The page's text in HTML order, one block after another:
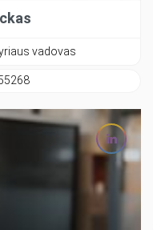
vadovas